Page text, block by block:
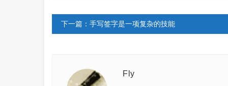
下一篇：手写签字是一项复杂的技能
Fly